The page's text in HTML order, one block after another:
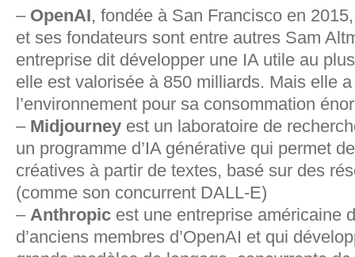
– OpenAI, fondée à San Francisco en
et ses fondateurs sont entre autres Sam
entreprise dit développer une IA utile au
elle est valorisée à 850 milliards. Mais elle
l’environnement pour sa consommation
– Midjourney est un laboratoire de
un programme d’IA générative qui permet
créatives à partir de textes, basé sur des
(comme son concurrent DALL-E)
– Anthropic est une entreprise américaine
d’anciens membres d’OpenAI et qui